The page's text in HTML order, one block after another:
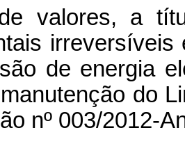
valores, a
de energia
do
nº 003/2012-